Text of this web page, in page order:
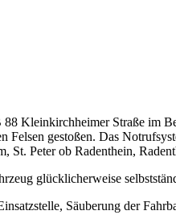
Kleinkirchheimer Straße im
gestoßen. Das
Peter ob Radenthein,
glücklicherweise
Säuberung der